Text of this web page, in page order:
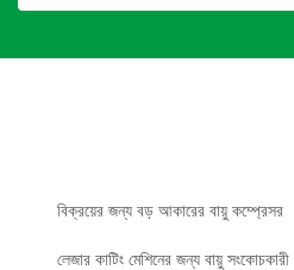
বিক্রয়ের জন্য বড় আকারের বায়ু কম্প্রেসর
লেজার কাটিং মেশিনের জন্য বায়ু সংকোচকারী